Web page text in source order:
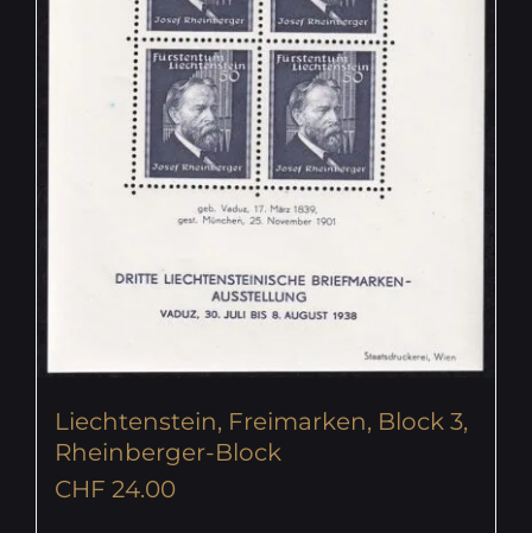
Liechtenstein, Freimarken, Block 3,
Rheinberger-Block
CHF 24.00